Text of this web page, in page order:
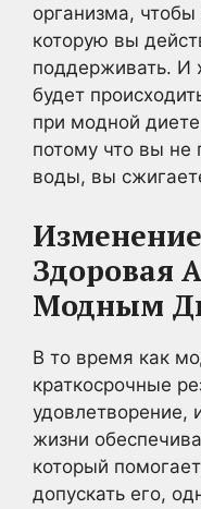
организма,
которую вы
поддерживать. И
будет
при модной
потому что вы не
воды, вы
Здоровая
Модным
В то время как
краткосрочные
удовлетворение,
жизни
который
допускать его,